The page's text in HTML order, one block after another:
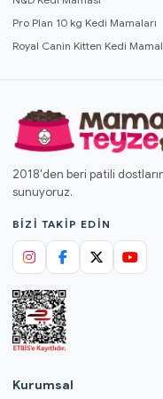
Pro Plan 10 kg Kedi Mamaları
Royal Canin Kitten Kedi
2018'den beri patili
sunuyoruz.
BIZI TAKIP EDIN
Kurumsal